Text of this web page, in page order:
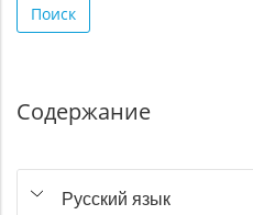
строку
для
Поиск
Содержание
Русский язык